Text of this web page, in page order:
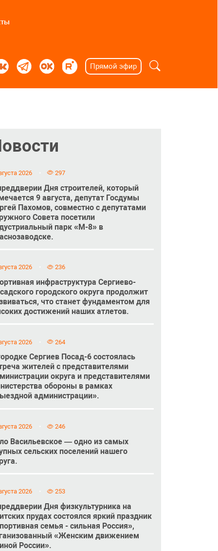
Прямой эфир
2026 297
Дня строителей, который
9 августа, депутат Госдумы
Пахомов, совместно с депутатами
Совета посетили
парк «М-8» в
2026 236
инфраструктура Сергиево-
городского округа продолжит
что станет фундаментом для
достижений наших атлетов.
2026 264
Сергиев Посад-6 состоялась
жителей с представителями
округа и представителями
обороны в рамках
администрации».
2026 246
Васильевское — одно из самых
сельских поселений нашего
2026 253
Дня физкультурника на
прудах состоялся яркий праздник
семья - сильная Россия»,
«Женским движением
России».